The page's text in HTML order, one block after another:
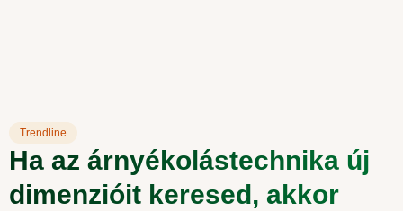
Trendline
Ha az árnyékolástechnika új
dimenzióit keresed, akkor